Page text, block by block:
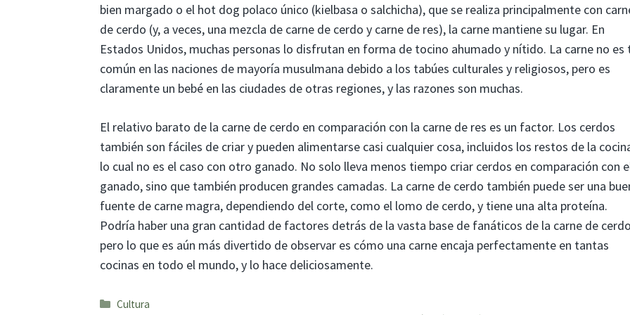
bien margado o el hot dog polaco único (kielbasa o salchicha), que se realiza principalmente con
de cerdo (y, a veces, una mezcla de carne de cerdo y carne de res), la carne mantiene su lugar. En
Estados Unidos, muchas personas lo disfrutan en forma de tocino ahumado y nítido. La carne no es
común en las naciones de mayoría musulmana debido a los tabúes culturales y religiosos, pero es
claramente un bebé en las ciudades de otras regiones, y las razones son muchas.
El relativo barato de la carne de cerdo en comparación con la carne de res es un factor. Los cerdos
también son fáciles de criar y pueden alimentarse casi cualquier cosa, incluidos los restos de la
lo cual no es el caso con otro ganado. No solo lleva menos tiempo criar cerdos en comparación con
ganado, sino que también producen grandes camadas. La carne de cerdo también puede ser una
fuente de carne magra, dependiendo del corte, como el lomo de cerdo, y tiene una alta proteína.
Podría haber una gran cantidad de factores detrás de la vasta base de fanáticos de la carne de
pero lo que es aún más divertido de observar es cómo una carne encaja perfectamente en tantas
cocinas en todo el mundo, y lo hace deliciosamente.
Categorías
Cultura